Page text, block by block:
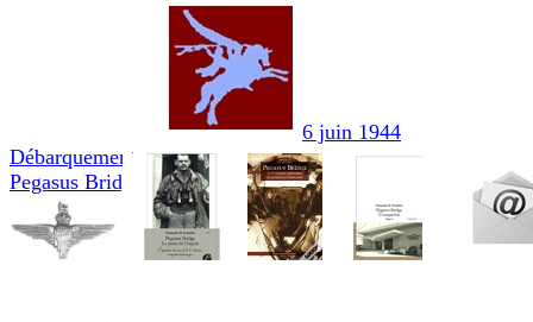
6 juin 1944
Débarquement
Pegasus Bridge